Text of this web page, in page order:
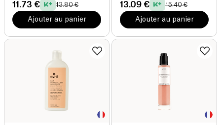
11.73 € 13.80 €
Ajouter au panier
13.09 € 15.40 €
Ajouter au panier